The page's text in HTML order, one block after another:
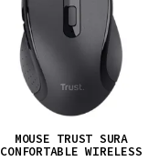
MOUSE TRUST SURA
CONFORTABLE WIRELESS